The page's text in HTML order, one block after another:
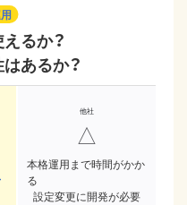
るか？
あるか？
△
本格運用まで時間がかか
る
設定変更に開発が必要